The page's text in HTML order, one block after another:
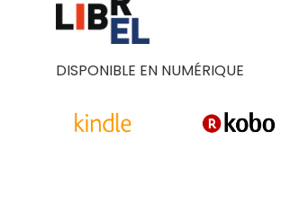
DISPONIBLE EN NUMÉRIQUE